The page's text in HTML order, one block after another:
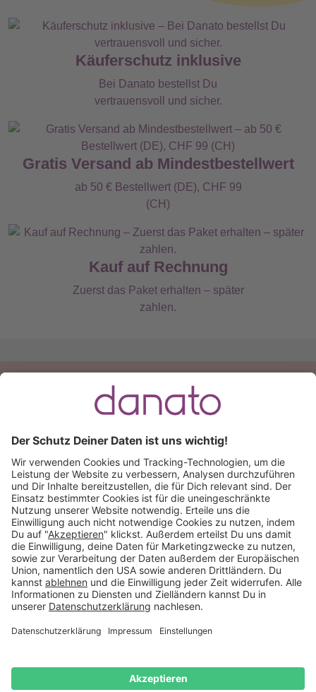
Käuferschutz inklusive
Bei Danato bestellst Du
vertrauensvoll und sicher.
Gratis Versand ab Mindestbestellwert
ab 50 € Bestellwert (DE), CHF 99
(CH)
Kauf auf Rechnung
Zuerst das Paket erhalten – später
zahlen.
Du hast eine Frage?
+49 (0) 511 51 56 0300
schreib uns eineE-Mail
Käuferschutz inklusive Kauf auf Rechnung
Mitglied im:
Deutschland
Datenschutz Widerrufsrecht